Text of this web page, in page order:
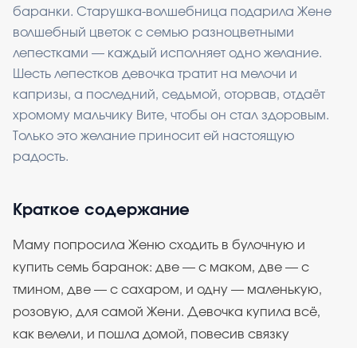
баранки. Старушка-волшебница подарила Жене
волшебный цветок с семью разноцветными
лепестками — каждый исполняет одно желание.
Шесть лепестков девочка тратит на мелочи и
капризы, а последний, седьмой, оторвав, отдаёт
хромому мальчику Вите, чтобы он стал здоровым.
Только это желание приносит ей настоящую
радость.
Краткое содержание
Маму попросила Женю сходить в булочную и
купить семь баранок: две — с маком, две — с
тмином, две — с сахаром, и одну — маленькую,
розовую, для самой Жени. Девочка купила всё,
как велели, и пошла домой, повесив связку